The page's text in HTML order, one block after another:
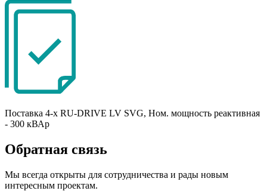
Поставка 4-х RU-DRIVE LV SVG, Ном. мощность реактивная
- 300 кВАр
Обратная связь
Мы всегда открыты для сотрудничества и рады новым
интересным проектам.